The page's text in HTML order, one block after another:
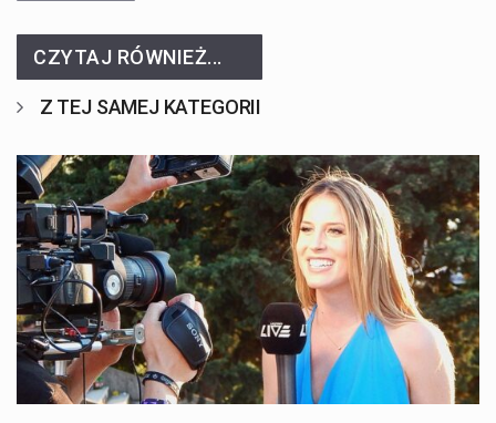
CZYTAJ RÓWNIEŻ...
Z TEJ SAMEJ KATEGORII